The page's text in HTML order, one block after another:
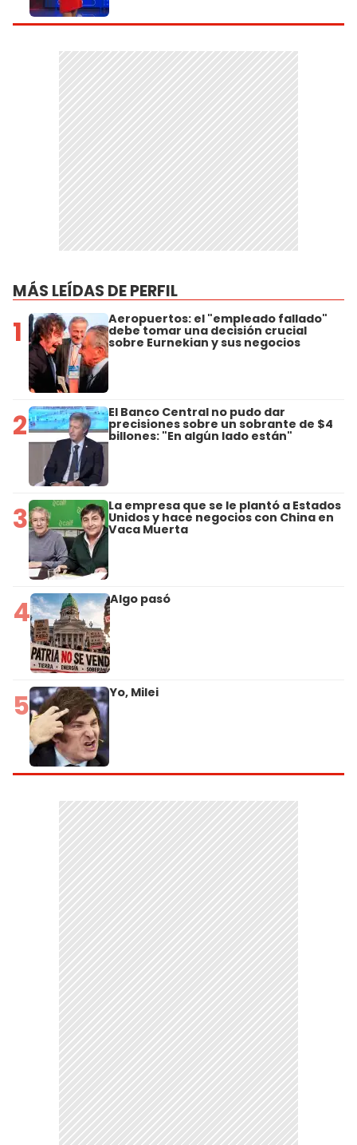
MÁS LEÍDAS DE PERFIL
1 Aeropuertos: el "empleado fallado"
debe tomar una decisión crucial
sobre Eurnekian y sus negocios
2 El Banco Central no pudo dar
precisiones sobre un sobrante de $4
billones: "En algún lado están"
3 La empresa que se le plantó a Estados
Unidos y hace negocios con China en
Vaca Muerta
4 Algo pasó
5 Yo, Milei